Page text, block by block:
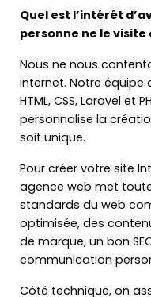
Quel est l’intérêt
personne ne le visite
Nous ne nous
internet. Notre équipe
HTML, CSS, Laravel et
personnalise la
soit unique.
Pour créer votre site
agence web met
standards du web
optimisée, des
de marque, un bon
communication
Côté technique, on